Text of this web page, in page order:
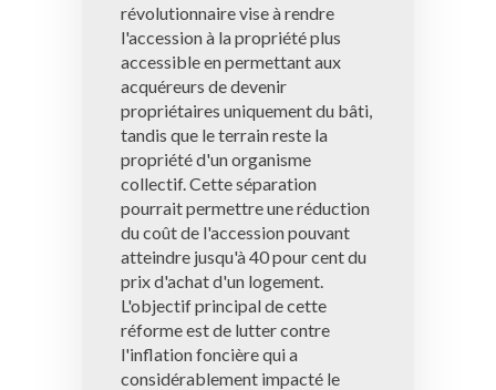
révolutionnaire vise à rendre
l'accession à la propriété plus
accessible en permettant aux
acquéreurs de devenir
propriétaires uniquement du bâti,
tandis que le terrain reste la
propriété d'un organisme
collectif. Cette séparation
pourrait permettre une réduction
du coût de l'accession pouvant
atteindre jusqu'à 40 pour cent du
prix d'achat d'un logement.
L'objectif principal de cette
réforme est de lutter contre
l'inflation foncière qui a
considérablement impacté le